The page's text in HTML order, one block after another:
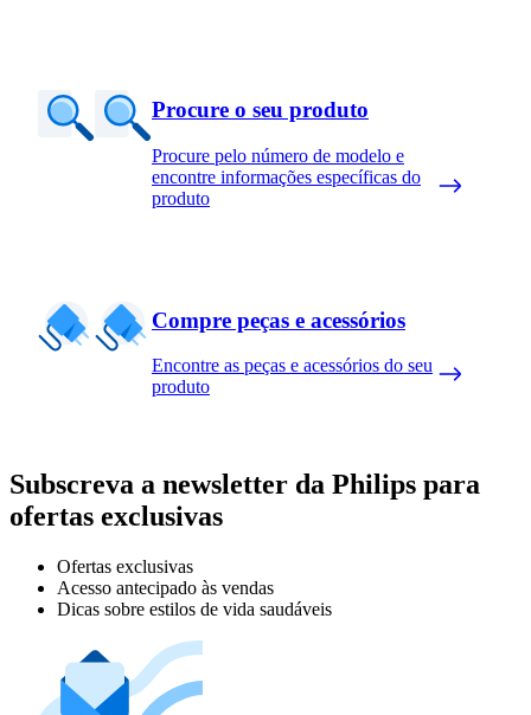
Procure o seu produto
Procure pelo número de modelo e
encontre informações específicas do
produto
Compre peças e acessórios
Encontre as peças e acessórios do seu
produto
Subscreva a newsletter da Philips para
ofertas exclusivas
Ofertas exclusivas
Acesso antecipado às vendas
Dicas sobre estilos de vida saudáveis